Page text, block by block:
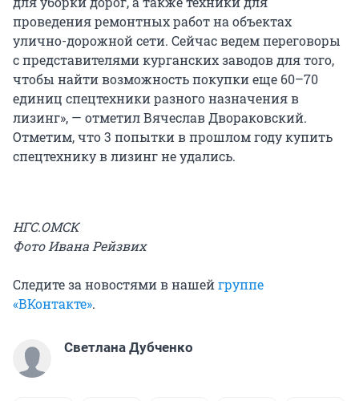
проведения ремонтных работ на объектах
улично-дорожной сети. Сейчас ведем переговоры
с представителями курганских заводов для того,
чтобы найти возможность покупки еще 60–70
единиц спецтехники разного назначения в
лизинг», — отметил Вячеслав Двораковский.
Отметим, что 3 попытки в прошлом году купить
спецтехнику в лизинг не удались.
НГС.ОМСК
Фото Ивана Рейзвих
Следите за новостями в нашейгруппе
«ВКонтакте».
Светлана Дубченко